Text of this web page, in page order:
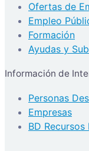
Ofertas de
Empleo
Formación
Ayudas y
Información de
Personas
Empresas
BD